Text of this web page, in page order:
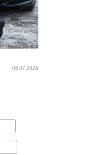
08.07.2026